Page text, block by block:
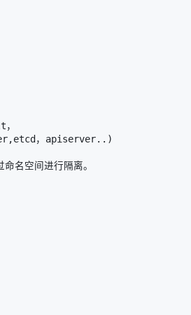
，apiserver..)
空间进行隔离。